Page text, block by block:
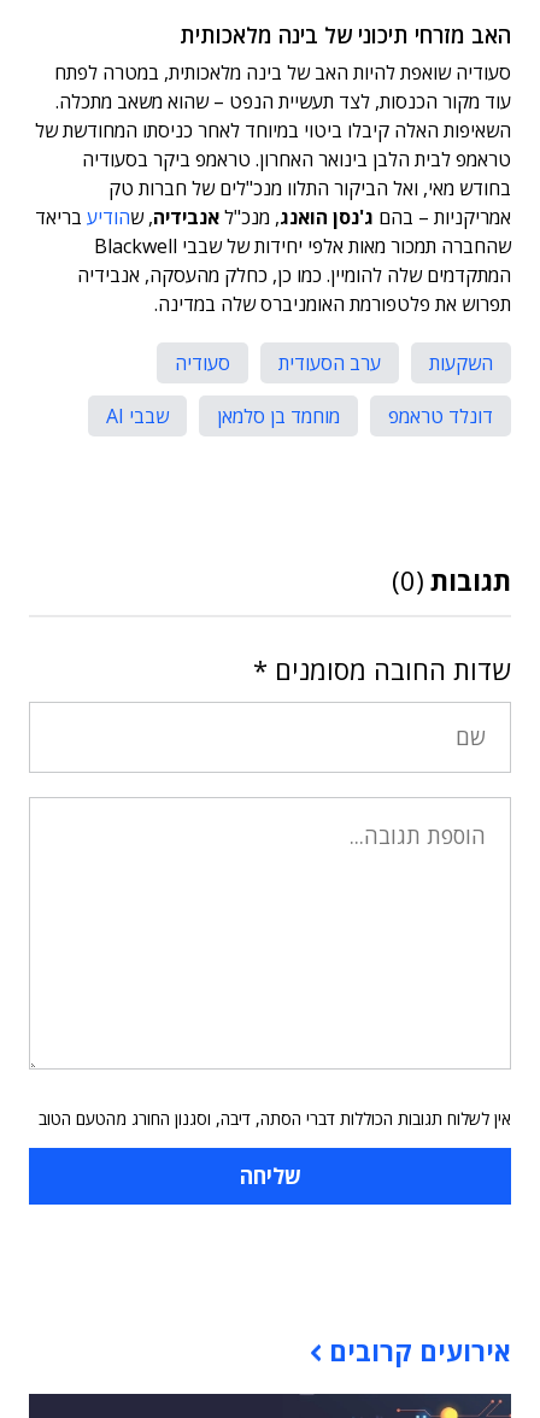
האב מזרחי תיכוני של בינה מלאכותית
סעודיה שואפת להיות האב של בינה מלאכותית, במטרה לפתח
עוד מקור הכנסות, לצד תעשיית הנפט – שהוא משאב מתכלה.
השאיפות האלה קיבלו ביטוי במיוחד לאחר כניסתו המחודשת של
טראמפ לבית הלבן בינואר האחרון. טראמפ ביקר בסעודיה
בחודש מאי, ואל הביקור התלוו מנכ"לים של חברות טק
אמריקניות – בהם ג'נסן הואנג, מנכ"לאנבידיה, שהודיע בריאד
שהחברה תמכור מאות אלפי יחידות של שבבי Blackwell
המתקדמים שלה להומיין. כמו כן, כחלק מהעסקה, אנבידיה
תפרוש את פלטפורמת האומניברס שלה במדינה.
השקעות ערב הסעודית
סעודיה
דונלד טראמפ
מוחמד בן סלמאן שבבי AI
תגובות (0)
שדות החובה מסומנים *
אין לשלוח תגובות הכוללות דברי הסתה, דיבה, וסגנון החורג מהטעם הטוב
אירועים קרובים